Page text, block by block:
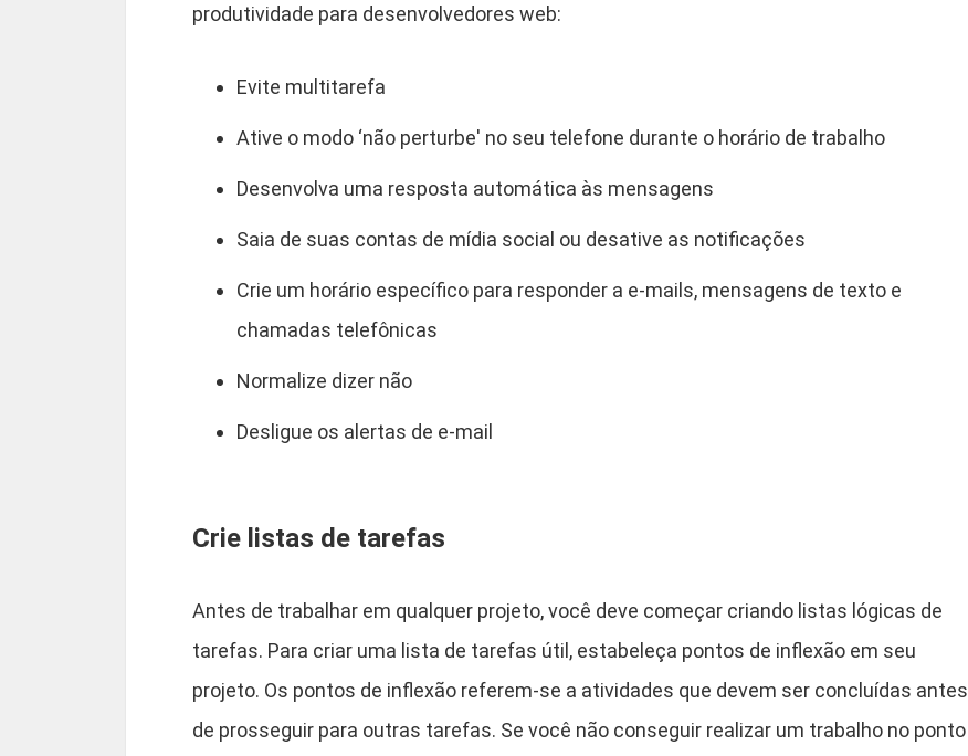
produtividade para desenvolvedores web:
Evite multitarefa
Ative o modo ‘não perturbe' no seu telefone durante o horário de trabalho
Desenvolva uma resposta automática às mensagens
Saia de suas contas de mídia social ou desative as notificações
Crie um horário específico para responder a e-mails, mensagens de texto e
chamadas telefônicas
Normalize dizer não
Desligue os alertas de e-mail
Crie listas de tarefas
Antes de trabalhar em qualquer projeto, você deve começar criando listas lógicas de
tarefas. Para criar uma lista de tarefas útil, estabeleça pontos de inflexão em seu
projeto. Os pontos de inflexão referem-se a atividades que devem ser concluídas antes
de prosseguir para outras tarefas. Se você não conseguir realizar um trabalho no ponto